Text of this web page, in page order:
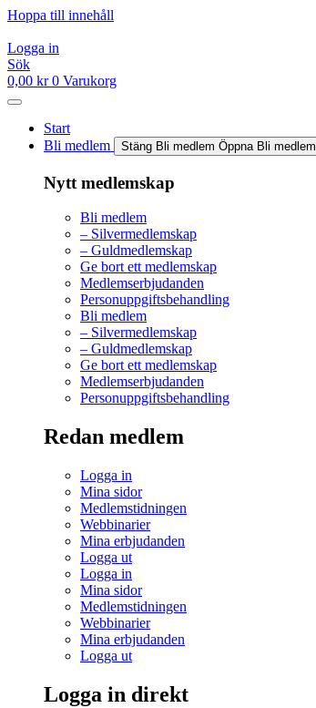
Hoppa till innehåll
Logga in
Sök
0,00 kr 0 Varukorg
Start
Bli medlem
Stäng Bli medlem Öppna Bli medlem
Nytt medlemskap
Bli medlem
– Silvermedlemskap
– Guldmedlemskap
Ge bort ett medlemskap
Medlemserbjudanden
Personuppgiftsbehandling
Bli medlem
– Silvermedlemskap
– Guldmedlemskap
Ge bort ett medlemskap
Medlemserbjudanden
Personuppgiftsbehandling
Redan medlem
Logga in
Mina sidor
Medlemstidningen
Webbinarier
Mina erbjudanden
Logga ut
Logga in
Mina sidor
Medlemstidningen
Webbinarier
Mina erbjudanden
Logga ut
Logga in direkt